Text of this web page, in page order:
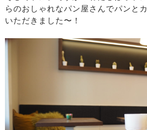
らのおしゃれなパン屋さんでパンと
いただきました〜！